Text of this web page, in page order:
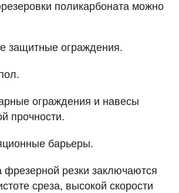
поликарбоната можно
защитные ограждения.
ограждения и навесы
прочности.
барьеры.
резки заключаются
среза, высокой скорости